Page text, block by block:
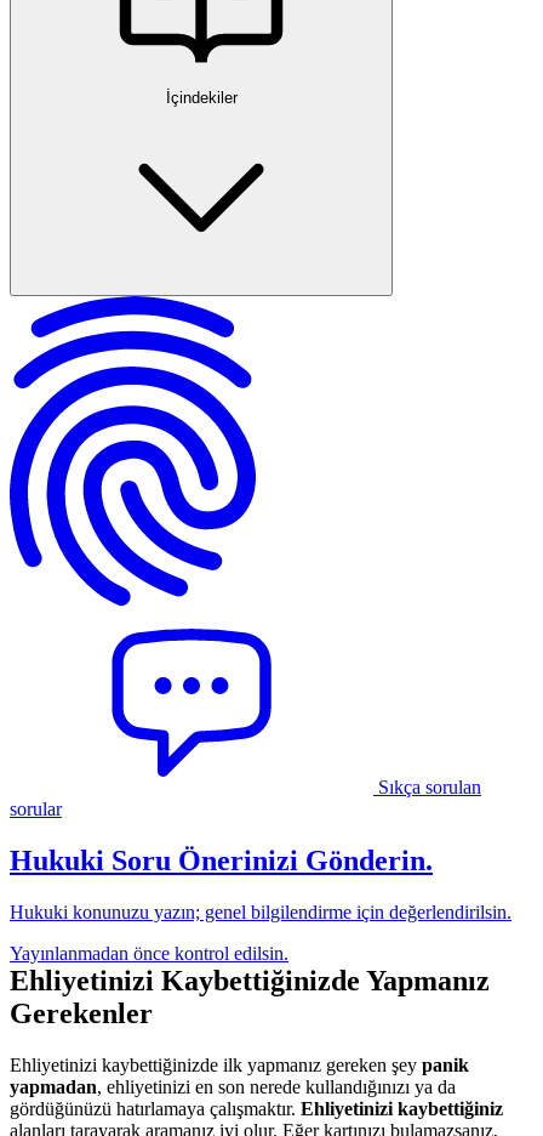
İçindekiler
Ehliyetinizi Kaybettiğinizde Yapmanız Gerekenler
Ehliyetin Çalınması Halinde Atılacak Adımlar
Emniyet Müdürlüğü veya Nüfus Müdürlüğüne Bildirim
Kayıp Bildirim Formu ve Bildirimin Yapılması
E-Devlet Üzerinden Kayıp Bildirim İşlemleri
Randevu Alma ve Başvuru Süreci
Gerekli Belgeler
Kayıp Ehliyet Ücreti ve Ödeme Süreci
Kayıp Ehliyet Yenileme Sonrası Süreç
Önemli Tarihler ve Yasal Sonuçlar
Ehliyet Kaybı ve Trafik Cezaları
Sıkça Sorulan Sorular (SSS)
Sıkça sorulan
sorular
Hukuki Soru Önerinizi Gönderin.
Hukuki konunuzu yazın; genel bilgilendirme için değerlendirilsin.
Yayınlanmadan önce kontrol edilsin.
Ehliyetinizi Kaybettiğinizde Yapmanız
Gerekenler
Ehliyetinizi kaybettiğinizde ilk yapmanız gereken şey panik
yapmadan, ehliyetinizi en son nerede kullandığınızı ya da
gördüğünüzü hatırlamaya çalışmaktır. Ehliyetinizi kaybettiğiniz
alanları tarayarak aramanız iyi olur. Eğer kartınızı bulamazsanız,